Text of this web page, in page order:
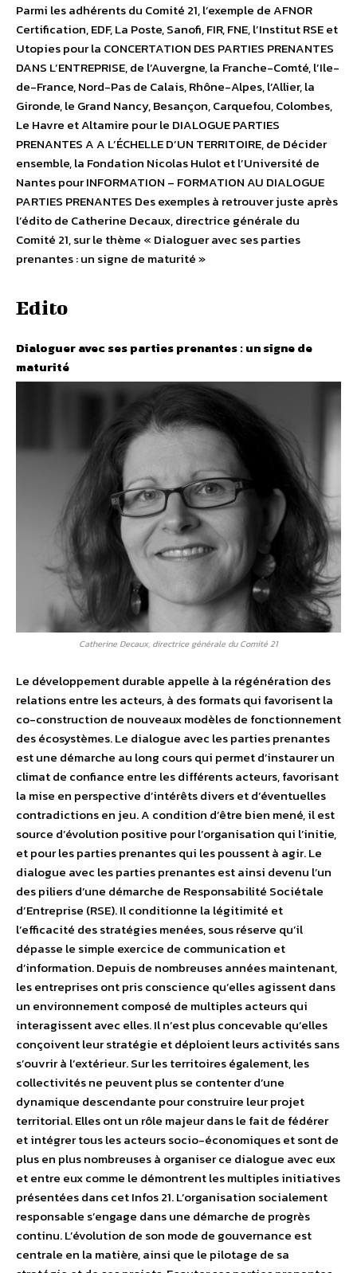
Parmi les adhérents du Comité 21, l’exemple de AFNOR
Certification, EDF, La Poste, Sanofi, FIR, FNE, l’Institut RSE et
Utopies pour la CONCERTATION DES PARTIES PRENANTES
DANS L’ENTREPRISE, de l’Auvergne, la Franche-Comté, l’Ile-
de-France, Nord-Pas de Calais, Rhône-Alpes, l’Allier, la
Gironde, le Grand Nancy, Besançon, Carquefou, Colombes,
Le Havre et Altamire pour le DIALOGUE PARTIES
PRENANTES A A L’ÉCHELLE D’UN TERRITOIRE, de Décider
ensemble, la Fondation Nicolas Hulot et l’Université de
Nantes pour INFORMATION – FORMATION AU DIALOGUE
PARTIES PRENANTES Des exemples à retrouver juste après
l’édito de Catherine Decaux, directrice générale du
Comité 21, sur le thème « Dialoguer avec ses parties
prenantes : un signe de maturité »
Edito
Dialoguer avec ses parties prenantes : un signe de
maturité
Catherine Decaux, directrice générale du Comité 21
Le développement durable appelle à la régénération des
relations entre les acteurs, à des formats qui favorisent la
co-construction de nouveaux modèles de fonctionnement
des écosystèmes. Le dialogue avec les parties prenantes
est une démarche au long cours qui permet d’instaurer un
climat de confiance entre les différents acteurs, favorisant
la mise en perspective d’intérêts divers et d’éventuelles
contradictions en jeu. A condition d’être bien mené, il est
source d’évolution positive pour l’organisation qui l’initie,
et pour les parties prenantes qui les poussent à agir. Le
dialogue avec les parties prenantes est ainsi devenu l’un
des piliers d’une démarche de Responsabilité Sociétale
d’Entreprise (RSE). Il conditionne la légitimité et
l’efficacité des stratégies menées, sous réserve qu’il
dépasse le simple exercice de communication et
d’information. Depuis de nombreuses années maintenant,
les entreprises ont pris conscience qu’elles agissent dans
un environnement composé de multiples acteurs qui
interagissent avec elles. Il n’est plus concevable qu’elles
conçoivent leur stratégie et déploient leurs activités sans
s’ouvrir à l’extérieur. Sur les territoires également, les
collectivités ne peuvent plus se contenter d’une
dynamique descendante pour construire leur projet
territorial. Elles ont un rôle majeur dans le fait de fédérer
et intégrer tous les acteurs socio-économiques et sont de
plus en plus nombreuses à organiser ce dialogue avec eux
et entre eux comme le démontrent les multiples initiatives
présentées dans cet Infos 21. L’organisation socialement
responsable s’engage dans une démarche de progrès
continu. L’évolution de son mode de gouvernance est
centrale en la matière, ainsi que le pilotage de sa